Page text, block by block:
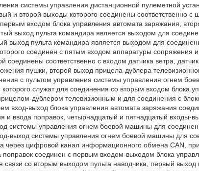
системы управления дистанционной пулеметной
и второй выходы которого соединены соответственно
входом блока управления автомата заряжания,
выход пульта командира является выходом для
выход пульта командира является выходом для
соединен с пятым входом аппаратуры сопряжения
соединены соответственно с входом датчика ветра,
пушки, второй выход прицела-дублера
с пультом управления системы управления огнем
служат для соединения со вторым входом блока
дублером телевизионным и для соединения с
вход-выход блока управления автомата заряжания
и ввода поправок, четырнадцатый и пятнадцатый входы-
системы управления огнем боевой машины для
выход системы управления огнем боевой машины для
через цифровой канал информационного обмена CAN,
соединен с первым входом-выходом блока
связи со вторым выходом пульта наводчика, первый